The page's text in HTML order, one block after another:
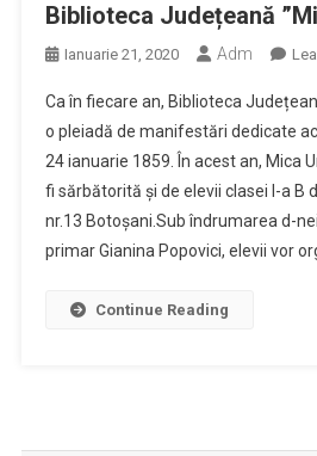
Biblioteca Județeană
Ianuarie 21, 2020 Adm
Ca în fiecare an, Biblioteca
o pleiadă de manifestări dedicate
24 ianuarie 1859. În acest an, Mica
fi sărbătorită și de elevii clasei I-a B
nr.13 Botoșani.Sub îndrumarea d-
primar Gianina Popovici, elevii vor
Continue Reading